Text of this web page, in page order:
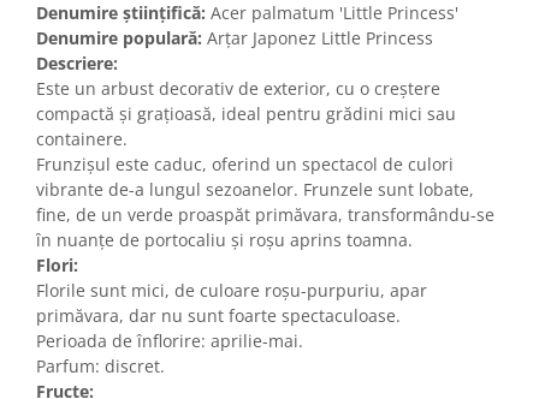
Denumire științifică: Acer palmatum 'Little Princess'
Denumire populară: Arțar Japonez Little Princess
Descriere:
Este un arbust decorativ de exterior, cu o creștere
compactă și grațioasă, ideal pentru grădini mici sau
containere.
Frunzișul este caduc, oferind un spectacol de culori
vibrante de-a lungul sezoanelor. Frunzele sunt lobate,
fine, de un verde proaspăt primăvara, transformându-se
în nuanțe de portocaliu și roșu aprins toamna.
Flori:
Florile sunt mici, de culoare roșu-purpuriu, apar
primăvara, dar nu sunt foarte spectaculoase.
Perioada de înflorire: aprilie-mai.
Parfum: discret.
Fructe: